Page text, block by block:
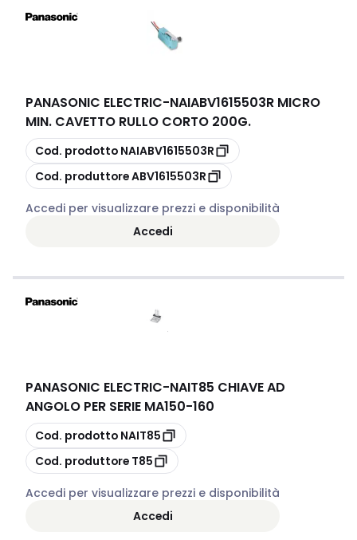
PANASONIC ELECTRIC-NAIABV1615503R MICRO
MIN. CAVETTO RULLO CORTO 200G.
copia
Cod. prodotto NAIABV1615503R
copia
Cod. produttoreABV1615503R
Accedi per visualizzare prezzi e disponibilità
Accedi
PANASONIC ELECTRIC-NAIT85 CHIAVE AD
ANGOLO PER SERIE MA150-160
copia
Cod. prodotto NAIT85
copia
Cod. produttore T85
Accedi per visualizzare prezzi e disponibilità
Accedi